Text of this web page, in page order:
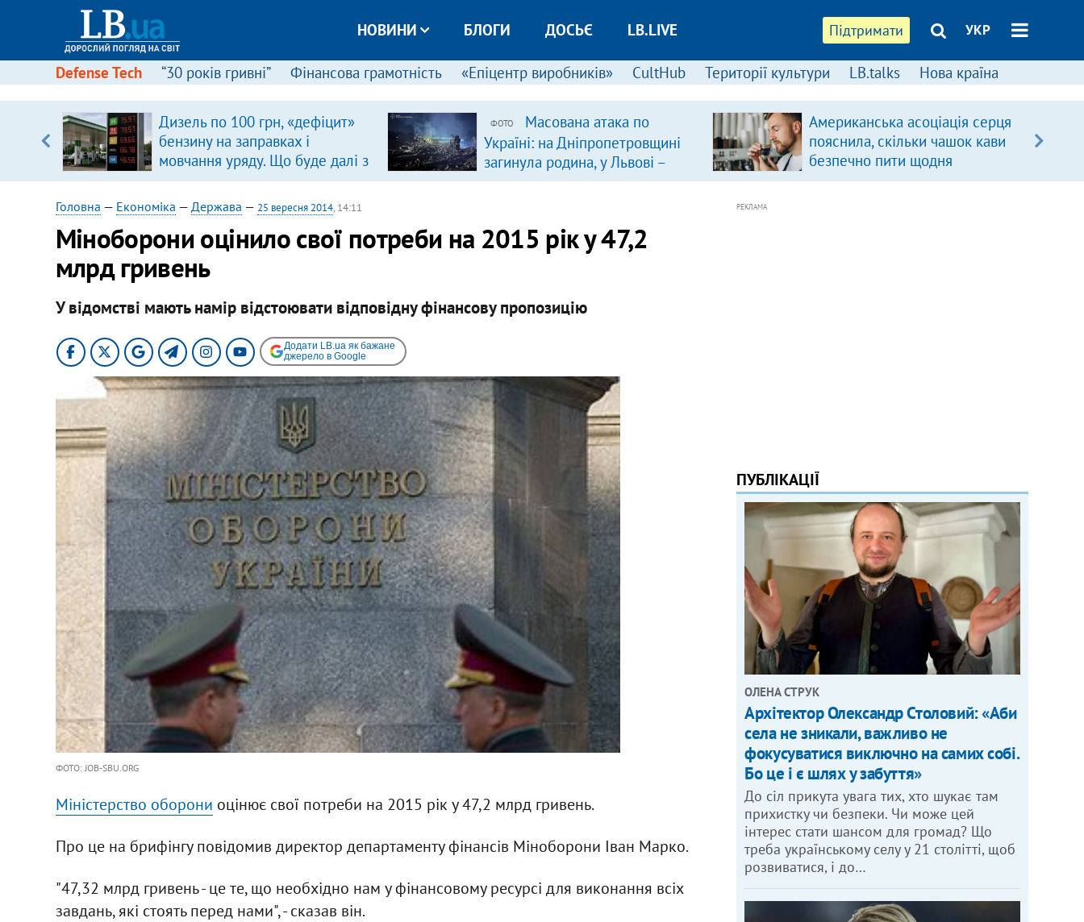
Підтримати УКР
НОВИНИ БЛОГИ ДОСЬЄ LB.LIVE
Defense Tech “30 років гривні” Фінансова грамотність «Епіцентр виробників» CultHub Території культури LB.talks Нова країна
Дизель по 100 грн, «дефіцит»
бензину на заправках і
мовчання уряду. Що буде далі з
цінами на пальне?
ФОТО
Масована атака по
Україні: на Дніпропетровщині
загинула родина, у Львові –
удар по багатоповерхівках
Американська асоціація серця
пояснила, скільки чашок кави
безпечно пити щодня
Головна — Економіка — Держава — 25 вересня 2014, 14:11
Міноборони оцінило свої потреби на 2015 рік у 47,2
млрд гривень
У відомстві мають намір відстоювати відповідну фінансову пропозицію
Додати LB.ua як бажане
джерело в Google
ФОТО: JOB-SBU.ORG
Міністерство оборони оцінює свої потреби на 2015 рік у 47,2 млрд гривень.
Про це на брифінгу повідомив директор департаменту фінансів Міноборони Іван Марко.
"47,32 млрд гривень - це те, що необхідно нам у фінансовому ресурсі для виконання всіх
завдань, які стоять перед нами", - сказав він.
РЕКЛАМА
ПУБЛІКАЦІЇ
ОЛЕНА СТРУК
Архітектор Олександр Столовий: «Аби
села не зникали, важливо не
фокусуватися виключно на самих собі.
Бо це і є шлях у забуття»
До сіл прикута увага тих, хто шукає там
прихистку чи безпеки. Чи може цей
інтерес стати шансом для громад? Що
треба українському селу у 21 столітті, щоб
розвиватися, і до…